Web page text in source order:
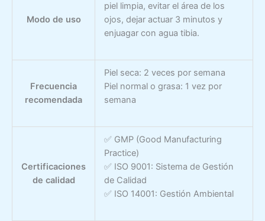
Modo de uso
piel limpia, evitar el área de los
ojos, dejar actuar 3 minutos y
enjuagar con agua tibia.
Frecuencia
recomendada
Piel seca: 2 veces por semana
Piel normal o grasa: 1 vez por
semana
Certificaciones
de calidad
✅ GMP (Good Manufacturing
Practice)
✅ ISO 9001: Sistema de Gestión
de Calidad
✅ ISO 14001: Gestión Ambiental